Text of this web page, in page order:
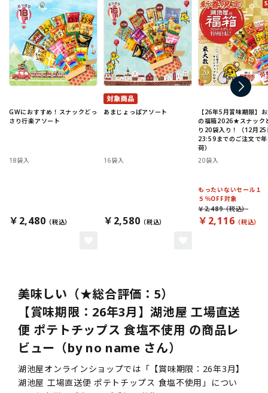
GWにおすすめ！スナックどっ
さり行楽アソート
18袋入
￥2,480
あまじょっぱアソート
16袋入
￥2,580
【26年5月賞味期限】
の福箱2026★スナック
り20袋入り！（12月25
23:59までのご注文で
荷）
20袋入
もったいないセール１
５％OFF対象
￥2,116
￥2,489
美味しい（★総合評価：5）
【賞味期限：26年3月】湖池屋 工場直送
便 ポテトチップス 食塩不使用 の商品レ
ビュー（by no name さん）
湖池屋オンラインショップでは「【賞味期限：26年3月】
湖池屋 工場直送便 ポテトチップス 食塩不使用」につい